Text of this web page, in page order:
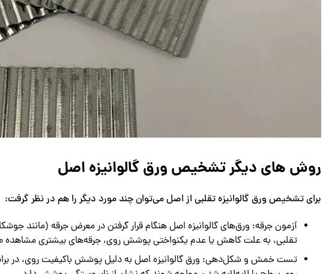
روش های دیگر تشخیص ورق گالوانیزه اصل
برای تشخیص ورق گالوانیزه تقلبی از اصل می‌توان چند مورد دیگر را هم در نظر گرفت:
آزمون جرقه: ورق‌های گالوانیزه اصل هنگام قرار گرفتن در معرض جرقه (مانند
تقلبی، به علت کاهش یا عدم یکنواختی پوشش روی، جرقه‌های بیشتری
تست خمش و شکل‌دهی: ورق گالوانیزه اصل به دلیل پوشش باکیفیت روی، در